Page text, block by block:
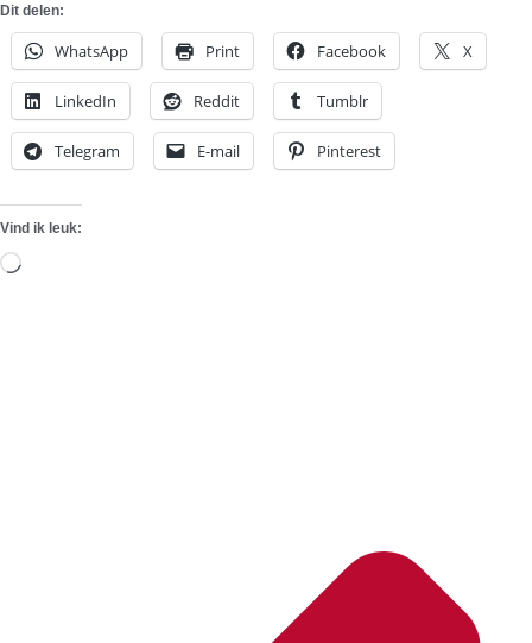
Dit delen:
WhatsApp Print Facebook X
LinkedIn Reddit Tumblr
Telegram E-mail Pinterest
Vind ik leuk:
Aan